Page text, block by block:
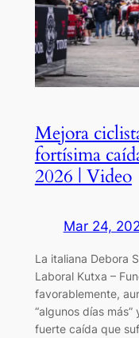
Mejora
fortísima
2026 | Video
Mar 24,
La italiana Debora
Laboral Kutxa –
favorablemente,
“algunos días
fuerte caída que